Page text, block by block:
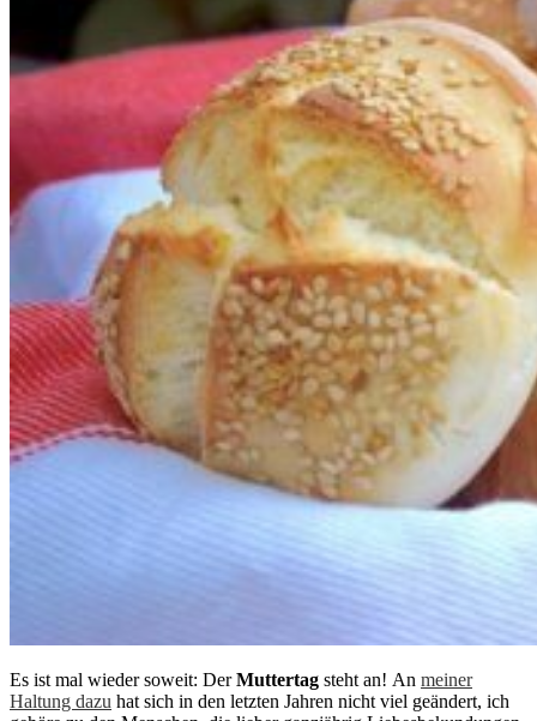
Es ist mal wieder soweit: DerMuttertag steht an! An meiner
Haltung dazu hat sich in den letzten Jahren nicht viel geändert, ich